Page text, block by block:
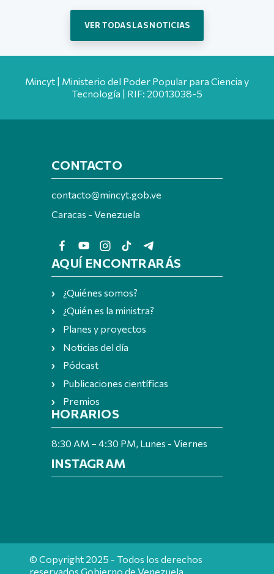
VER TODAS LAS NOTICIAS
Mincyt | Ministerio del Poder Popular para Ciencia y
Tecnología | RIF: 20013038-5
CONTACTO
contacto@mincyt.gob.ve
Caracas - Venezuela
AQUÍ ENCONTRARÁS
¿Quiénes somos?
¿Quién es la ministra?
Planes y proyectos
Noticias del día
Pódcast
Publicaciones científicas
Premios
HORARIOS
8:30 AM – 4:30 PM, Lunes - Viernes
INSTAGRAM
© Copyright 2025 - Todos los derechos
reservados Gobierno de Venezuela